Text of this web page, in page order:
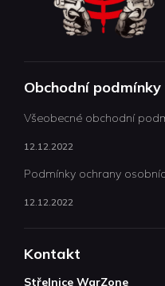
Obchodní podmínky
Všeobecné obchodní
12.12.2022
Podmínky ochrany
12.12.2022
Kontakt
Střelnice WarZone